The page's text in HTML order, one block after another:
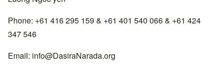
Phone: +61 416 295 159 & +61 401 540 066 & +61 424
347 546
Email: info@DasiraNarada.org